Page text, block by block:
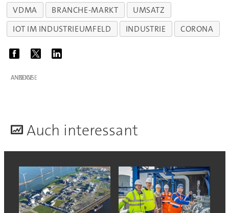
VDMA BRANCHE-MARKT
UMSATZ
IOT IM INDUSTRIEUMFELD
INDUSTRIE CORONA
ANZEIGE
Auch interessant